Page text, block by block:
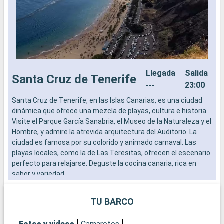
Santa Cruz de Tenerife
Llegada
---
Salida
23:00
Santa Cruz de Tenerife, en las Islas Canarias, es una ciudad
dinámica que ofrece una mezcla de playas, cultura e historia.
Visite el Parque García Sanabria, el Museo de la Naturaleza y el
Hombre, y admire la atrevida arquitectura del Auditorio. La
ciudad es famosa por su colorido y animado carnaval. Las
playas locales, como la de Las Teresitas, ofrecen el escenario
perfecto para relajarse. Deguste la cocina canaria, rica en
sabor y variedad.
TU BARCO